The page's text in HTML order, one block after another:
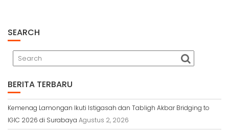
SEARCH
BERITA TERBARU
Kemenag Lamongan Ikuti Istigasah dan Tabligh Akbar Bridging to
IGIC 2026 di Surabaya Agustus 2, 2026